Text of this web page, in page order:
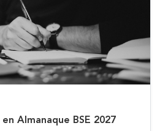
Almanaque BSE 2027